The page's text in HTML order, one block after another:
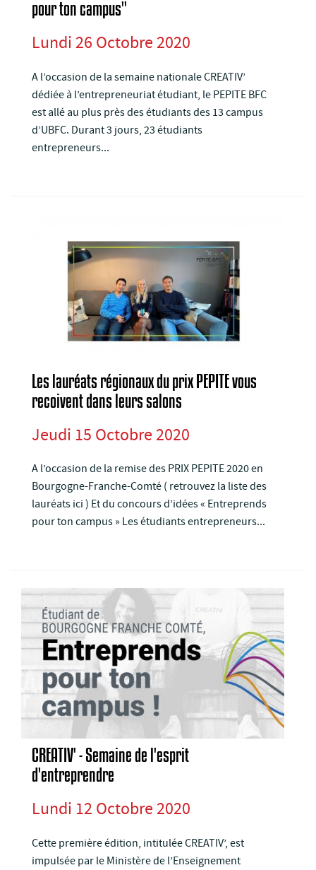
pour ton campus"
Lundi 26 Octobre 2020
A l’occasion de la semaine nationale CREATIV’
dédiée à l’entrepreneuriat étudiant, le PEPITE BFC
est allé au plus près des étudiants des 13 campus
d’UBFC. Durant 3 jours, 23 étudiants
entrepreneurs...
Les lauréats régionaux du prix PEPITE vous
recoivent dans leurs salons
Jeudi 15 Octobre 2020
A l’occasion de la remise des PRIX PEPITE 2020 en
Bourgogne-Franche-Comté ( retrouvez la liste des
lauréats ici ) Et du concours d’idées « Entreprends
pour ton campus » Les étudiants entrepreneurs...
CREATIV' - Semaine de l'esprit
d'entreprendre
Lundi 12 Octobre 2020
Cette première édition, intitulée CREATIV’, est
impulsée par le Ministère de l’Enseignement